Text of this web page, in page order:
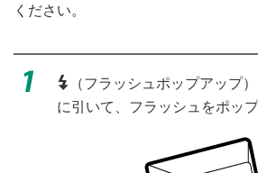
ください。
N （フラッシュポップアップ
に引いて、フラッシュをポッ